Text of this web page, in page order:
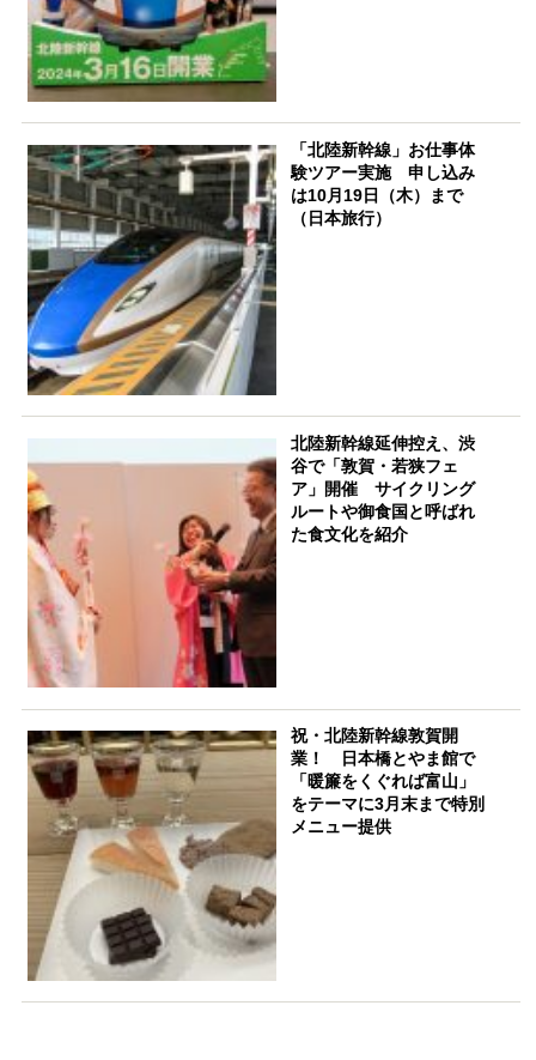
「北陸新幹線」お仕事体
験ツアー実施 申し込み
は10月19日（木）まで
（日本旅行）
北陸新幹線延伸控え、渋
谷で「敦賀・若狭フェ
ア」開催 サイクリング
ルートや御食国と呼ばれ
た食文化を紹介
祝・北陸新幹線敦賀開
業！ 日本橋とやま館で
「暖簾をくぐれば富山」
をテーマに3月末まで特別
メニュー提供